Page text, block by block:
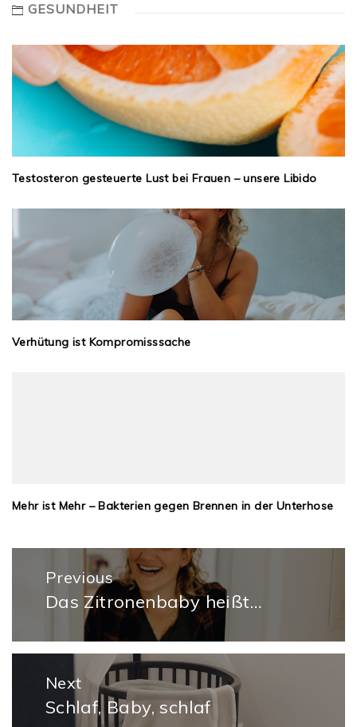
GESUNDHEIT
Testosteron gesteuerte Lust bei Frauen – unsere Libido
Verhütung ist Kompromisssache
Mehr ist Mehr – Bakterien gegen Brennen in der Unterhose
Beitragsnavigation
Previous
Previous
Das Zitronenbaby heißt…
Next
Next
Schlaf, Baby, schlaf